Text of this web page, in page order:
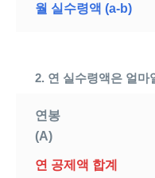
월 실수령액 (a-b)
2. 연 실수령액은 얼마
연봉
(A)
연 공제액 합계